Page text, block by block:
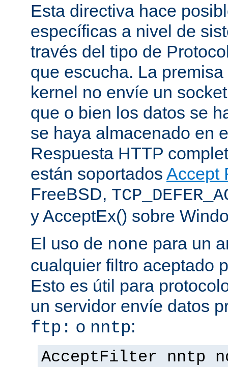
Esta directiva hace
específicas a nivel de
través del tipo de
que escucha. La
kernel no envíe un
que o bien los datos se
se haya almacenado en
Respuesta HTTP
están soportados Accept
FreeBSD,
y AcceptEx() sobre
El uso de none para un
cualquier filtro aceptado
Esto es útil para
un servidor envíe datos
ftp: o nntp:
AcceptFilter nntp